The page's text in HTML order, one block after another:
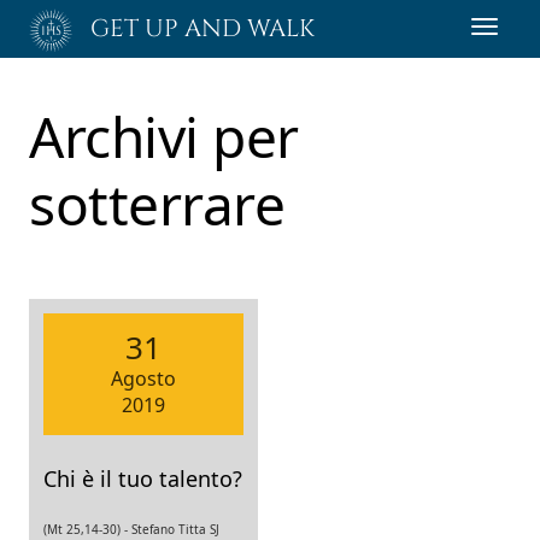
Passa
GET UP AND WALK
Archivi per
sotterrare
31
Agosto
2019
Chi è il tuo talento?
(Mt 25,14-30) - Stefano Titta SJ